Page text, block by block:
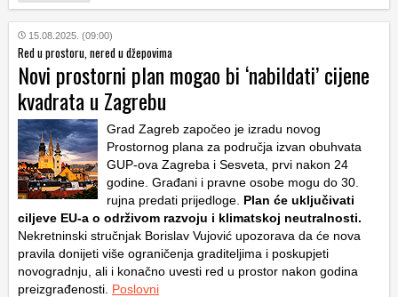
15.08.2025. (09:00)
Red u prostoru, nered u džepovima
Novi prostorni plan mogao bi ‘nabildati’ cijene
kvadrata u Zagrebu
Grad Zagreb započeo je izradu novog
Prostornog plana za područja izvan obuhvata
GUP-ova Zagreba i Sesveta, prvi nakon 24
godine. Građani i pravne osobe mogu do 30.
rujna predati prijedloge. Plan će uključivati
ciljeve EU-a o održivom razvoju i klimatskoj neutralnosti.
Nekretninski stručnjak Borislav Vujović upozorava da će nova
pravila donijeti više ograničenja graditeljima i poskupjeti
novogradnju, ali i konačno uvesti red u prostor nakon godina
preizgrađenosti. Poslovni